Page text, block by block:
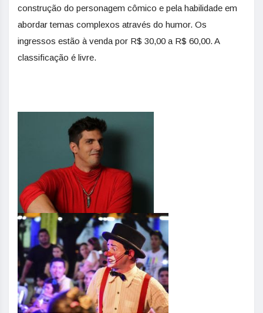
construção do personagem cômico e pela habilidade em
abordar temas complexos através do humor. Os
ingressos estão à venda por R$ 30,00 a R$ 60,00. A
classificação é livre.